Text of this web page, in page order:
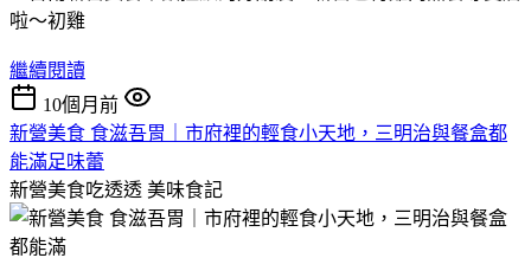
繼續閱讀
10個月前
新營美食 食滋吾胃｜市府裡的輕食小天地，三明治與餐盒都
能滿足味蕾
新營美食吃透透 美味食記